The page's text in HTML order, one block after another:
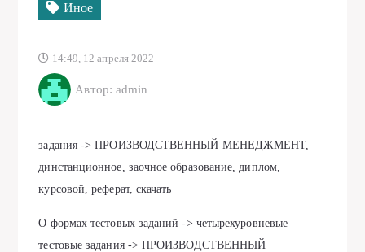
Иное
14:49, 12 апреля 2022
Автор: admin
задания -> ПРОИЗВОДСТВЕННЫЙ МЕНЕДЖМЕНТ,
динстанционное, заочное образование, диплом,
курсовой, реферат, скачать
О формах тестовых заданий -> четырехуровневые
тестовые задания -> ПРОИЗВОДСТВЕННЫЙ